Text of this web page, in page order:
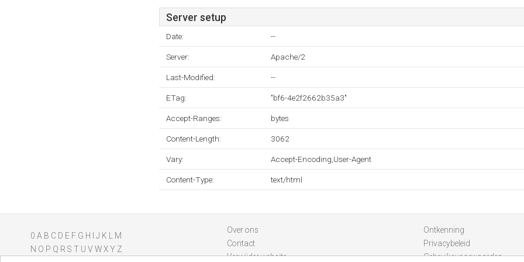
Server setup
Date: --
Server: Apache/2
Last-Modified: --
ETag: "bf6-4e2f2662b35a3"
Accept-Ranges: bytes
Content-Length: 3062
Vary: Accept-Encoding,User-Agent
Content-Type: text/html
0 A B C D E F G H J K
M
N O P Q R S T U V WXY Z
Over ons
Contact
Verwijder website
Ontkenning
Privacybeleid
Gebruiksvoorwaarden